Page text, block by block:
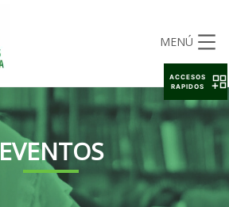
MENÚ
EVENTOS
ACCESOS
RAPIDOS